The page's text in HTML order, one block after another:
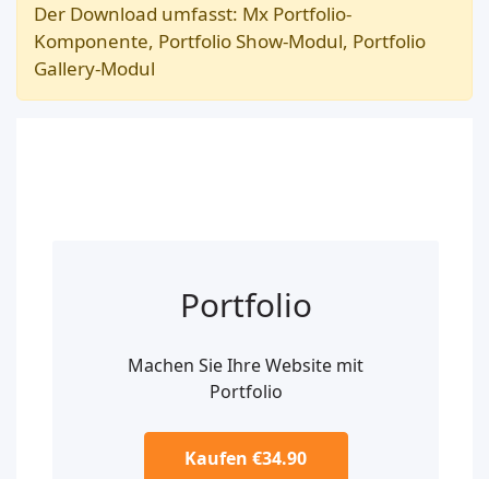
Der Download umfasst: Mx Portfolio-
Komponente, Portfolio Show-Modul, Portfolio
Gallery-Modul
Portfolio
Machen Sie Ihre Website mit
Portfolio
Kaufen €34.90